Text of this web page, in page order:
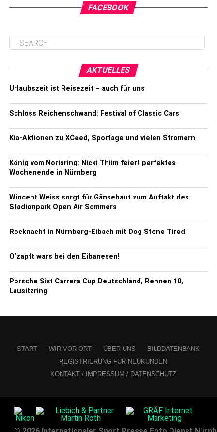
FACEBOOK
AKTUELLES
Urlaubszeit ist Reisezeit – auch für uns
Schloss Reichenschwand: Festival of Classic Cars
Kia-Aktionen zu XCeed, Sportage und vielen Stromern
König vom Norisring: Nicki Thiim feiert perfektes
Wochenende in Nürnberg
Wincent Weiss sorgt für Gänsehaut zum Auftakt des
Stadionpark Open Air Sommers
Rocknacht in Nürnberg-Eibach mit Dog Stone Tired
O’zapft wars bei den Eibanesen!
Porsche Sixt Carrera Cup Deutschland, Rennen 10,
Lausitzring
START WIR VOR ORT ÜBER UNS
BILDDATENBANK
REGISTRIERUNG FÜR NEUKUNDEN
KONTAKT / IMPRESSUM / DATENSCHUTZ